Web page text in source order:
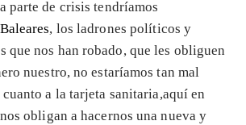
parte de crisis tendríamos
Baleares, los ladrones políticos y
que nos han robado, que les obliguen
nuestro, no estaríamos tan mal
cuanto a la tarjeta sanitaria,aquí en
obligan a hacernos una nueva y